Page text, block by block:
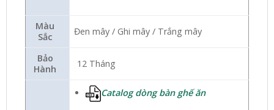
Màu
Sắc
Đen mây / Ghi mây / Trắng mây
Bảo
Hành
12 Tháng
Catalog dòng bàn ghế ăn